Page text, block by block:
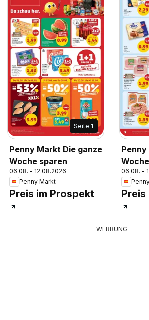
Seite 1
Penny Markt Die ganze
Woche sparen
06.08. - 12.08.2026
Penny Markt
Preis im Prospekt
Penny
06.08. -
Preis
WERBUNG